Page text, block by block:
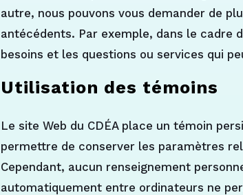
autre, nous pouvons vous demander de
antécédents. Par exemple, dans le cadre
besoins et les questions ou services qui
Utilisation des témoins
Le site Web du CDÉA place un témoin
permettre de conserver les paramètres
Cependant, aucun renseignement
automatiquement entre ordinateurs ne